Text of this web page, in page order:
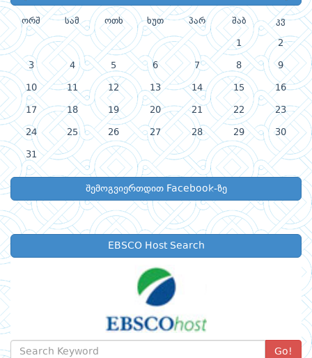
ორშ სამ ოთხ ხუთ პარ შაბ კვ
1 2
3 4 5 6 7 8 9
10 11 12 13 14 15 16
17 18 19 20 21 22 23
24 25 26 27 28 29 30
31
შემოგვიერთდით Facebook-ზე
EBSCO Host Search
Go!